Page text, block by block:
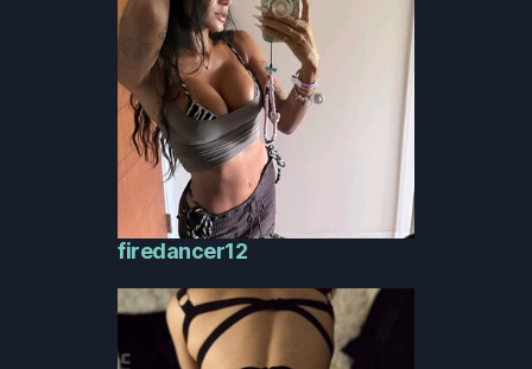
firedancer12